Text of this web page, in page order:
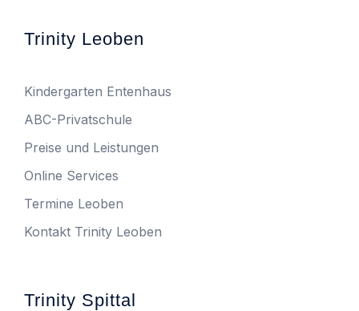
Trinity Leoben
Kindergarten Entenhaus
ABC-Privatschule
Preise und Leistungen
Online Services
Termine Leoben
Kontakt Trinity Leoben
Trinity Spittal